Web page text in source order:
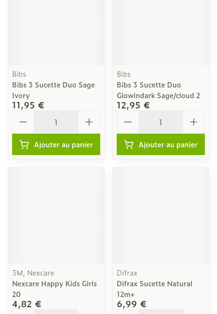
Bibs
Bibs 3 Sucette Duo Sage
Ivory
11,95 €
Ajouter au panier
Bibs
Bibs 3 Sucette Duo
Glowindark Sage/cloud 2
12,95 €
Ajouter au panier
3M, Nexcare
Nexcare Happy Kids Girls
20
4,82 €
Difrax
Difrax Sucette Natural
12m+
6,99 €